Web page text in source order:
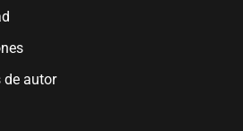
de autor